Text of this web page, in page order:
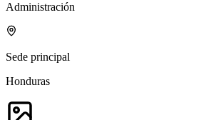
Administración
Sede principal
Honduras